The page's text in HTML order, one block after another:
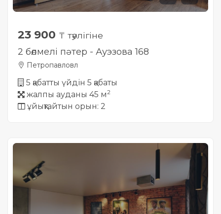
23 900 ₸ тәулігіне
2 бөлмелі пәтер - Ауэзова 168
Петропавловл
5 қабатты үйдін 5 қабаты
жалпы ауданы 45 м2
ұйықтайтын орын: 2